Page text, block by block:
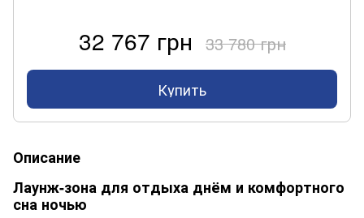
32 767 грн 33 780 грн
Купить
Описание
Лаунж-зона для отдыха днём и комфортного
сна ночью